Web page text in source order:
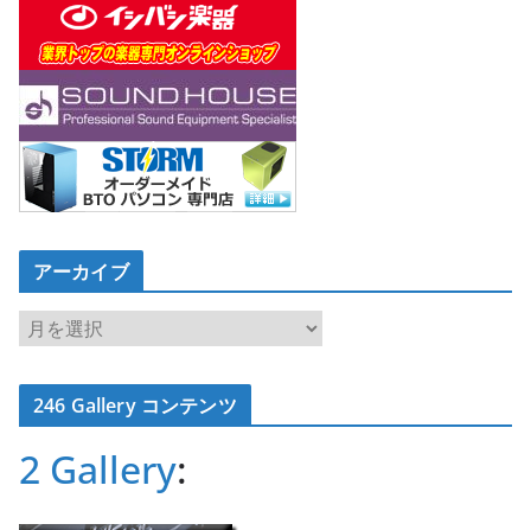
アーカイブ
ア
ー
カ
イ246 Gallery コンテンツ
2 Gallery: